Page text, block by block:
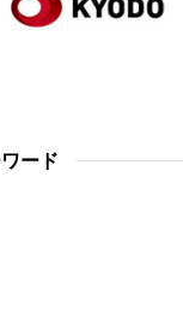
ード